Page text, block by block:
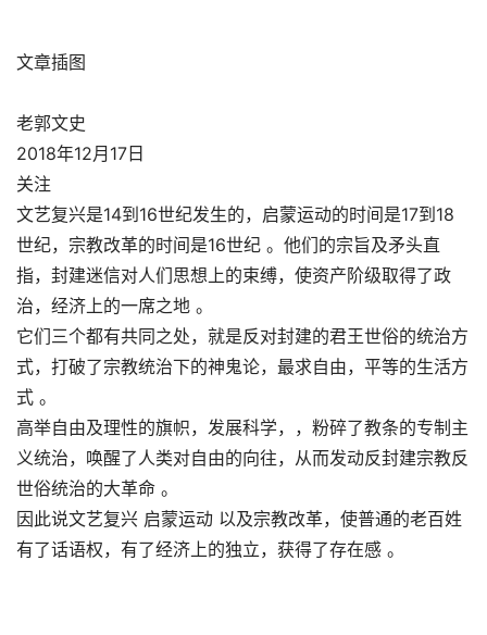
文章插图
老郭文史
2018年12月17日
关注
文艺复兴是14到16世纪发生的，启蒙运动的时间是17到18
世纪，宗教改革的时间是16世纪 。他们的宗旨及矛头直
指，封建迷信对人们思想上的束缚，使资产阶级取得了政
治，经济上的一席之地 。
它们三个都有共同之处，就是反对封建的君王世俗的统治方
式，打破了宗教统治下的神鬼论，最求自由，平等的生活方
式 。
高举自由及理性的旗帜，发展科学，，粉碎了教条的专制主
义统治，唤醒了人类对自由的向往，从而发动反封建宗教反
世俗统治的大革命 。
因此说文艺复兴 启蒙运动 以及宗教改革，使普通的老百姓
有了话语权，有了经济上的独立，获得了存在感 。